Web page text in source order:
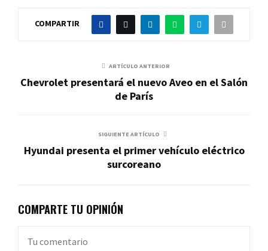
COMPARTIR
ARTÍCULO ANTERIOR
Chevrolet presentará el nuevo Aveo en el Salón
de París
SIGUIENTE ARTÍCULO
Hyundai presenta el primer vehículo eléctrico
surcoreano
COMPARTE TU OPINIÓN